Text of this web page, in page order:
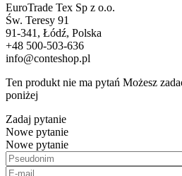
EuroTrade Tex Sp z o.o.
Św. Teresy 91
91-341, Łódź, Polska
+48 500-503-636
info@conteshop.pl
Ten produkt nie ma pytań Możesz
poniżej
Zadaj pytanie
Nowe pytanie
Nowe pytanie